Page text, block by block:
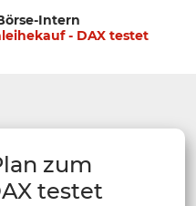
Intern
- DAX testet
zum
testet